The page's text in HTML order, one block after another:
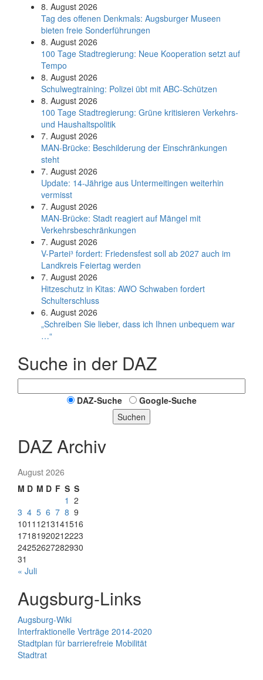
8. August 2026
Tag des offenen Denkmals: Augsburger Museen
bieten freie Sonderführungen
8. August 2026
100 Tage Stadtregierung: Neue Kooperation setzt auf
Tempo
8. August 2026
Schul­weg­trai­ning: Poli­zei übt mit ABC-Schüt­zen
8. August 2026
100 Tage Stadtregierung: Grüne kritisieren Verkehrs-
und Haushaltspolitik
7. August 2026
MAN-Brücke: Beschilderung der Einschränkungen
steht
7. August 2026
Update: 14-Jährige aus Untermeitingen weiterhin
vermisst
7. August 2026
MAN-Brücke: Stadt reagiert auf Mängel mit
Verkehrsbeschränkungen
7. August 2026
V-Partei­³ fordert: Friedens­fest soll ab 2027 auch im
Land­kreis Feier­tag werden
7. August 2026
Hitzeschutz in Kitas: AWO Schwaben fordert
Schulterschluss
6. August 2026
„Schreiben Sie lieber, dass ich Ihnen unbequem war
…“
Suche in der DAZ
DAZ-Suche
Google-Suche
Suchen
DAZ Archiv
August 2026
M D M D F S S
1 2
3 4 5 6 7 8 9
1011 1213141516
17181920212223
24252627282930
31
« Juli
Augsburg-Links
Augsburg-Wiki
Interfraktionelle Verträge 2014-2020
Stadtplan für barrierefreie Mobilität
Stadtrat